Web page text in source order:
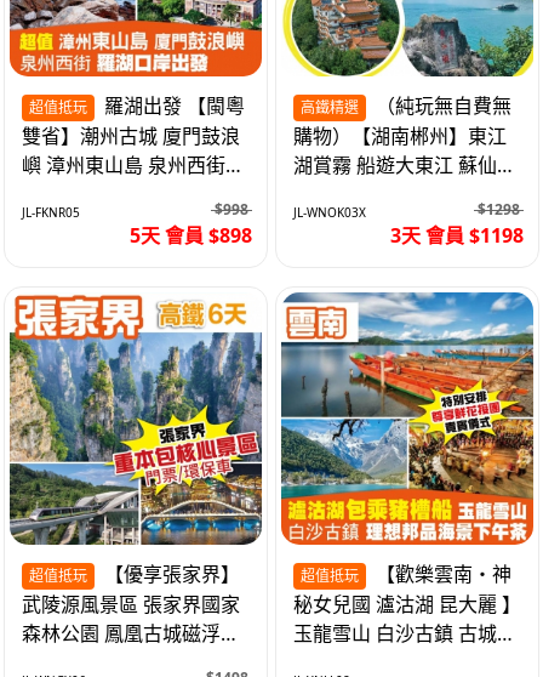
超值抵玩
雙省】潮州古城 廈門鼓浪
嶼 漳州東山島 泉州西街
超值抵玩5天
JL-FKNR05 $998
5天 會員 $898
高鐵精選
購物）【湖南郴州】東江
湖賞霧 船遊大東江 蘇仙嶺
JL-WNOK03X $1298
3天 會員 $1198
超值抵玩
武陵源風景區 張家界國家
森林公園 鳳凰古城磁浮觀
超值抵玩
秘女兒國 瀘沽湖 昆大麗 】
玉龍雪山 白沙古鎮 古城風